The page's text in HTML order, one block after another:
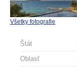
Všetky fotografie
Štát
Oblasť